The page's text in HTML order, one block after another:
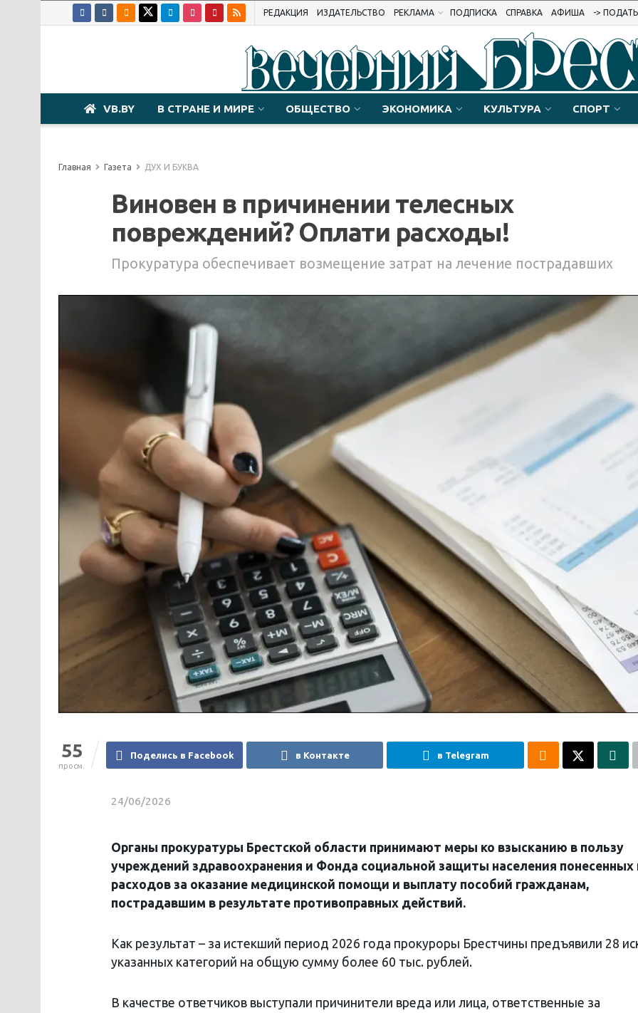
РЕДАКЦИЯ ИЗДАТЕЛЬСТВО РЕКЛАМА ПОДПИСКА СПРАВКА АФИША ->
VB.BY В СТРАНЕ И МИРЕ ОБЩЕСТВО ЭКОНОМИКА КУЛЬТУРА СПОРТ
Главная Газета ДУХ И БУКВА
Виновен в причинении телесных
повреждений? Оплати расходы!
Прокуратура обеспечивает возмещение затрат на лечение пострадавших
55
просм.
Поделись в Facebook в Контакте в Telegram
24/06/2026
Органы прокуратуры Брестской области принимают меры ко взысканию в пользу
учреждений здравоохранения и Фонда социальной защиты населения понесенных
расходов за оказание медицинской помощи и выплату пособий гражданам,
пострадавшим в результате противоправных действий.
Как результат – за истекший период 2026 года прокуроры Брестчины предъявили 28
указанных категорий на общую сумму более 60 тыс. рублей.
В качестве ответчиков выступали причинители вреда или лица, ответственные за